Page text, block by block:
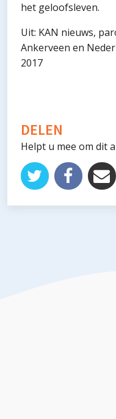
het geloofsleven.
Uit: KAN nieuws,
Ankerveen en
2017
DELEN
Helpt u mee om dit